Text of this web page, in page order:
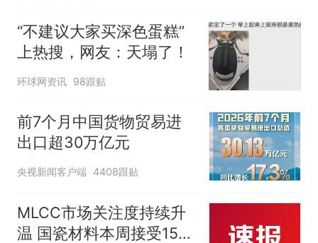
“不建议大家买深色蛋糕”
上热搜，网友：天塌了！
环球网资讯 98跟贴
前7个月中国货物贸易进
出口超30万亿元
央视新闻客户端 4408跟贴
MLCC市场关注度持续升
温 国瓷材料本周接受152